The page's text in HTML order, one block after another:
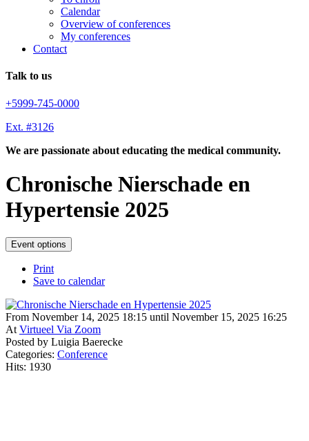
Calendar
Overview of conferences
My conferences
Contact
Talk to us
+5999-745-0000
Ext. #3126
We are passionate about educating the medical community.
Chronische Nierschade en
Hypertensie 2025
Event options
Print
Save to calendar
From November 14, 2025 18:15 until November 15, 2025 16:25
AtVirtueel Via Zoom
Posted by Luigia Baerecke
Categories: Conference
Hits: 1930